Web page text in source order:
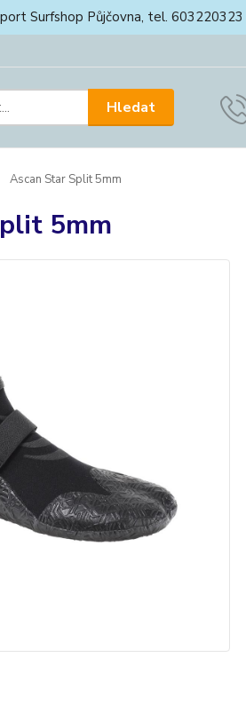
Surfshop Půjčovna, tel. 603220323
Hledat
Ascan Star Split 5mm
5mm